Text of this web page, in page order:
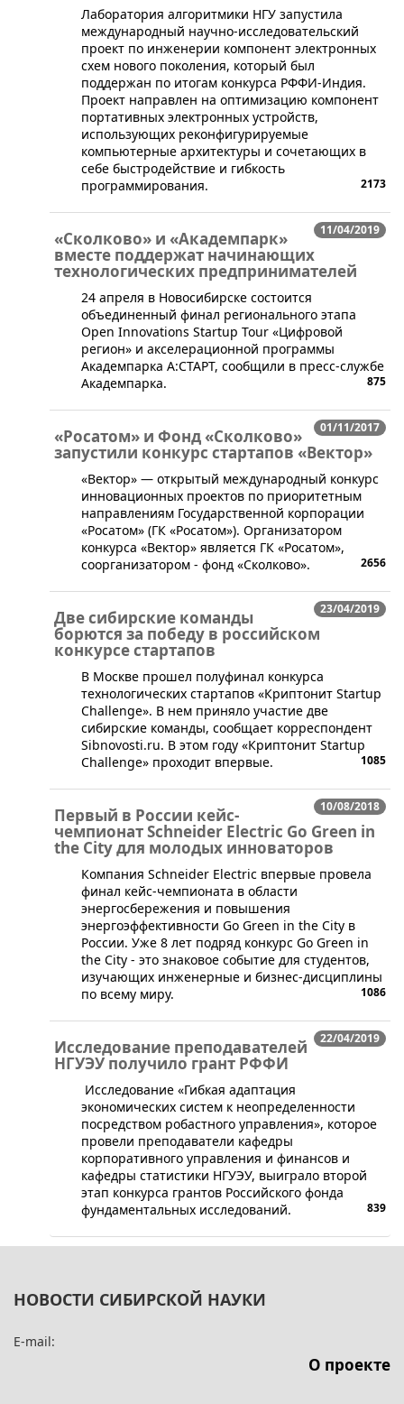
Лаборатория алгоритмики НГУ запустила
международный научно-исследовательский
проект по инженерии компонент электронных
схем нового поколения, который был
поддержан по итогам конкурса РФФИ-Индия. ​
Проект направлен на оптимизацию компонент
портативных электронных устройств,
использующих реконфигурируемые
компьютерные архитектуры и сочетающих в
себе быстродействие и гибкость
программирования.
2173
11/04/2019
«Сколково» и «Академпарк»
вместе поддержат начинающих
технологических предпринимателей
24 апреля в Новосибирске состоится
объединенный финал регионального этапа
Open Innovations Startup Tour «Цифровой
регион» и акселерационной программы
Академпарка А:СТАРТ, сообщили в пресс-службе
Академпарка.
875
01/11/2017
«Росатом» и Фонд «Сколково»
запустили конкурс стартапов «Вектор»
​«Вектор» — открытый международный конкурс
инновационных проектов по приоритетным
направлениям Государственной корпорации
«Росатом» (ГК «Росатом»). Организатором
конкурса «Вектор» является ГК «Росатом»,
соорганизатором - фонд «Сколково».
2656
23/04/2019
Две сибирские команды
борются за победу в российском
конкурсе стартапов
​В Москве прошел полуфинал конкурса
технологических стартапов «Криптонит Startup
Challenge». В нем приняло участие две
сибирские команды, сообщает корреспондент
Sibnovosti.ru. В этом году «Криптонит Startup
Challenge» проходит впервые.
1085
10/08/2018
Первый в России кейс-
чемпионат Schneider Electric Go Green in
the City для молодых инноваторов
​Компания Schneider Electric впервые провела
финал кейс-чемпионата в области
энергосбережения и повышения
энергоэффективности Go Green in the City в
России. Уже 8 лет подряд конкурс Go Green in
the City - это знаковое событие для студентов,
изучающих инженерные и бизнес-дисциплины
по всему миру.
1086
22/04/2019
Исследование преподавателей
НГУЭУ получило грант РФФИ
​ Исследование «Гибкая адаптация
экономических систем к неопределенности
посредством робастного управления», которое
провели преподаватели кафедры
корпоративного управления и финансов и
кафедры статистики НГУЭУ, выиграло второй
этап конкурса грантов Российского фонда
фундаментальных исследований.
839
НОВОСТИ СИБИРСКОЙ НАУКИ
E-mail:
О проекте